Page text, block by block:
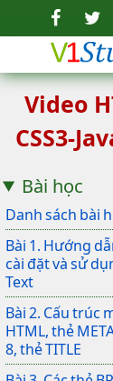
Video
CSS3-
Bài học
Danh sách bài
Bài 1. Hướng
cài đặt và sử
Text
Bài 2. Cấu trúc
HTML, thẻ
8, thẻ TITLE